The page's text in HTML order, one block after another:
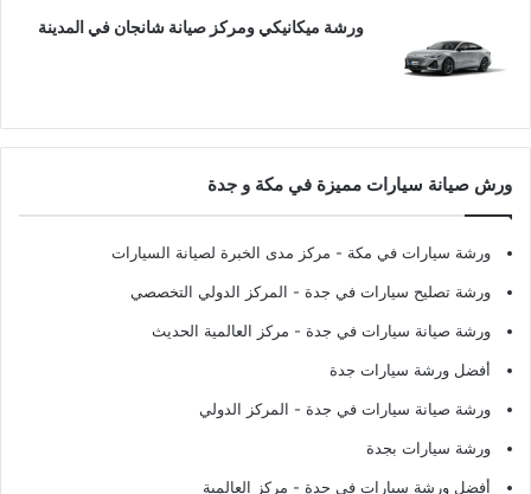
ورشة ميكانيكي ومركز صيانة شانجان في المدينة
ورش صيانة سيارات مميزة في مكة و جدة
ورشة سيارات في مكة - مركز مدى الخبرة لصيانة السيارات
ورشة تصليح سيارات في جدة - المركز الدولي التخصصي
ورشة صيانة سيارات في جدة - مركز العالمية الحديث
أفضل ورشة سيارات جدة
ورشة صيانة سيارات في جدة - المركز الدولي
ورشة سيارات بجدة
أفضل ورشة سيارات في جدة - مركز العالمية